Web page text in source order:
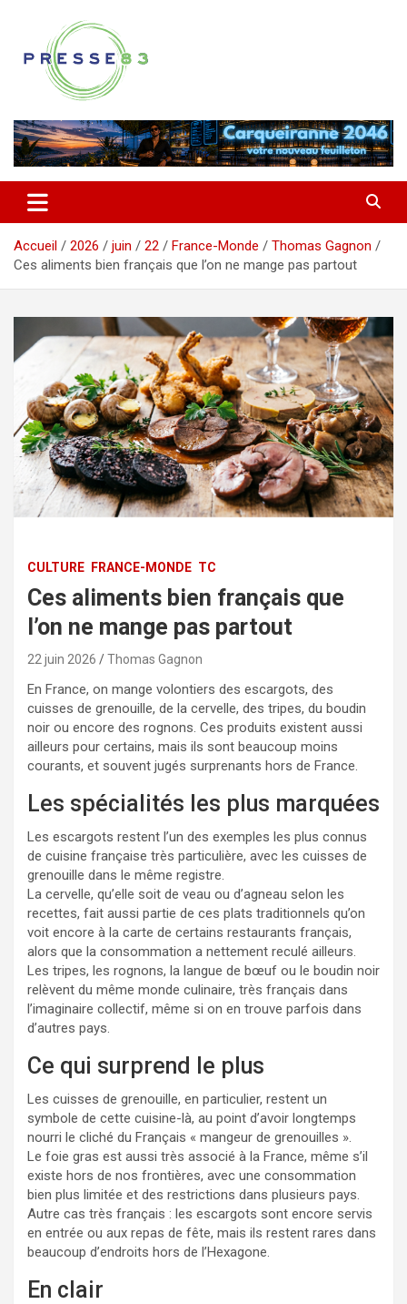
contenu
Presse 83
Accueil 2026 juin 22 France-Monde
Thomas Gagnon
Ces aliments bien français que l’on ne mange pas partout
CULTURE FRANCE-MONDE TC
Ces aliments bien français que
l’on ne mange pas partout
22 juin 2026 Thomas Gagnon
En France, on mange volontiers des escargots, des
cuisses de grenouille, de la cervelle, des tripes, du boudin
noir ou encore des rognons. Ces produits existent aussi
ailleurs pour certains, mais ils sont beaucoup moins
courants, et souvent jugés surprenants hors de France.
Les spécialités les plus marquées
Les escargots restent l’un des exemples les plus connus
de cuisine française très particulière, avec les cuisses de
grenouille dans le même registre.
La cervelle, qu’elle soit de veau ou d’agneau selon les
recettes, fait aussi partie de ces plats traditionnels qu’on
voit encore à la carte de certains restaurants français,
alors que la consommation a nettement reculé ailleurs.
Les tripes, les rognons, la langue de bœuf ou le boudin noir
relèvent du même monde culinaire, très français dans
l’imaginaire collectif, même si on en trouve parfois dans
d’autres pays.
Ce qui surprend le plus
Les cuisses de grenouille, en particulier, restent un
symbole de cette cuisine-là, au point d’avoir longtemps
nourri le cliché du Français « mangeur de grenouilles ».
Le foie gras est aussi très associé à la France, même s’il
existe hors de nos frontières, avec une consommation
bien plus limitée et des restrictions dans plusieurs pays.
Autre cas très français : les escargots sont encore servis
en entrée ou aux repas de fête, mais ils restent rares dans
beaucoup d’endroits hors de l’Hexagone.
En clair